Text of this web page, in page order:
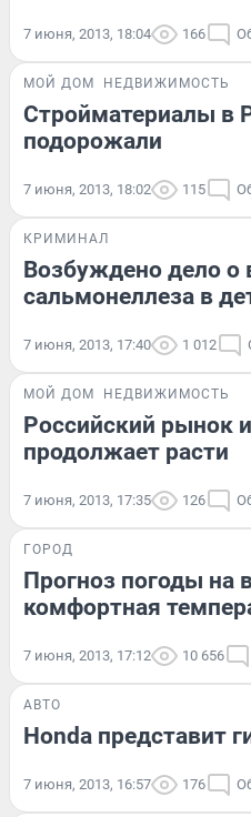
7 июня, 2013, 18:04 166
МОЙ ДОМ НЕДВИЖИМОСТЬ
Стройматериалы в
подорожали
7 июня, 2013, 18:02 115
КРИМИНАЛ
Возбуждено дело
сальмонеллеза в
7 июня, 2013, 17:40 1 012
МОЙ ДОМ НЕДВИЖИМОСТЬ
Российский рынок
продолжает расти
7 июня, 2013, 17:35 126
ГОРОД
Прогноз погоды на
комфортная
7 июня, 2013, 17:12 10 656
АВТО
Honda представит
7 июня, 2013, 16:57 176